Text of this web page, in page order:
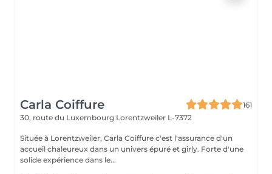
Carla Coiffure
161
30, route du Luxembourg Lorentzweiler L-7372
Située à Lorentzweiler, Carla Coiffure c'est l'assurance d'un
accueil chaleureux dans un univers épuré et girly. Forte d'une
solide expérience dans le...